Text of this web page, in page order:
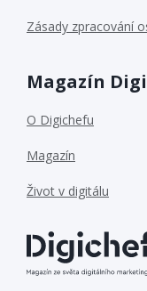
Zásady zpracování
Magazín
O Digichefu
Magazín
Život v digitálu